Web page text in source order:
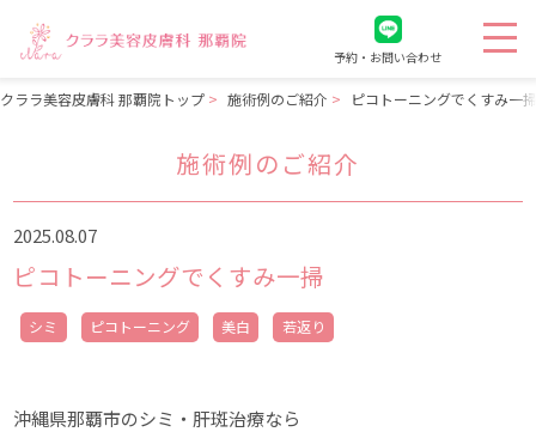
予約・お問い合わせ
クララ美容皮膚科 那覇院トップ 施術例のご紹介 ピコトーニングでくすみ一掃
施術例のご紹介
2025.08.07
ピコトーニングでくすみ一掃
シミ ピコトーニング 美白 若返り
沖縄県那覇市のシミ・肝斑治療なら